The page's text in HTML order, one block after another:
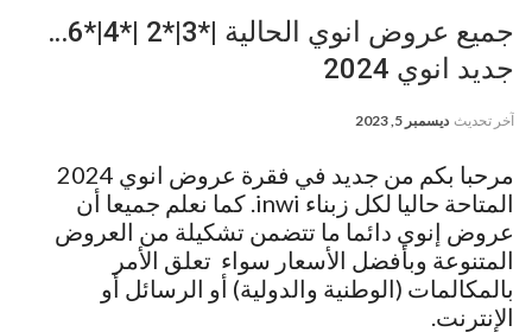
جميع عروض انوي الحالية |*3|*2 |*4|*6…
جديد انوي 2024
آخر تحديث ديسمبر 5, 2023
مرحبا بكم من جديد في فقرة عروض انوي 2024
المتاحة حاليا لكل زبناء inwi. كما نعلم جميعا أن
عروض إنوي دائما ما تتضمن تشكيلة من العروض
المتنوعة وبأفضل الأسعار سواء تعلق الأمر
بالمكالمات (الوطنية والدولية) أو الرسائل أو
الإنترنت.